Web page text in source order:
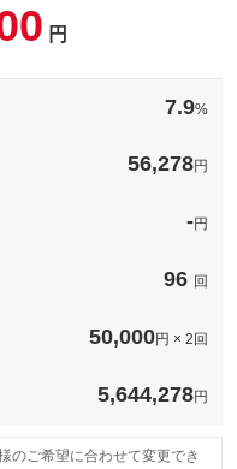
Ｌサイズの価格です。他サイズ
。軽自動車３９，９００円、普
り依頼（無料）
がかかります。ご了承ください。
円
7.9%
56,278円
-円
96 回
50,000円 × 2回
5,644,278円
のご希望に合わせて変更でき